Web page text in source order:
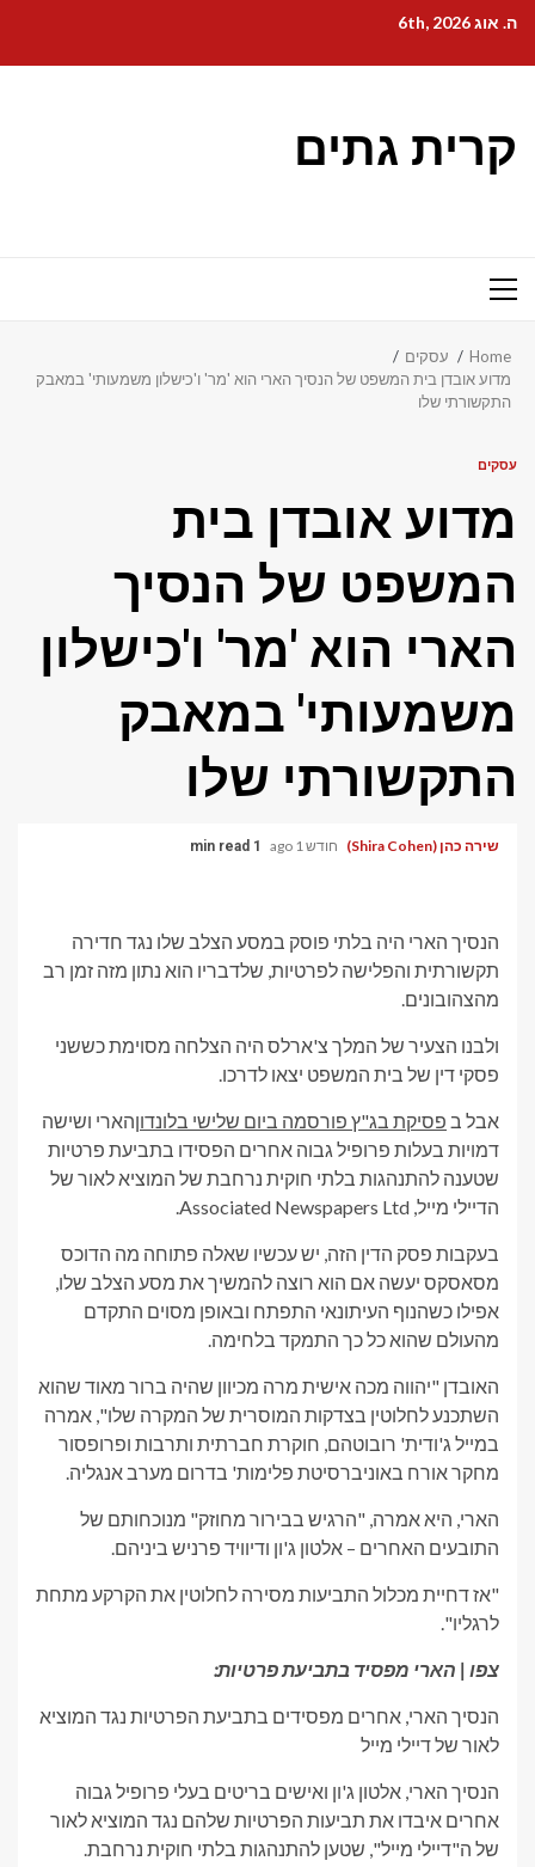
content
ה. אוג 6th, 2026
קרית גתים
Primary
Home
עסקים
מדוע אובדן בית המשפט של הנסיך הארי הוא 'מר' ו'כישלון משמעותי' במאבק
התקשורתי שלו
עסקים
מדוע אובדן בית
המשפט של הנסיך
הארי הוא 'מר' ו'כישלון
משמעותי' במאבק
התקשורתי שלו
שירה כהן (Shira Cohen) חודש 1 ago 1 min read
הנסיך הארי היה בלתי פוסק במסע הצלב שלו נגד חדירה
תקשורתית והפלישה לפרטיות, שלדבריו הוא נתון מזה זמן רב
מהצהובונים.
ולבנו הצעיר של המלך צ'ארלס היה הצלחה מסוימת כששני
פסקי דין של בית המשפט יצאו לדרכו.
אבל ב פסיקת בג"ץ פורסמה ביום שלישי בלונדוןהארי ושישה
דמויות בעלות פרופיל גבוה אחרים הפסידו בתביעת פרטיות
שטענה להתנהגות בלתי חוקית נרחבת של המוציא לאור של
הדיילי מייל,
בעקבות פסק הדין הזה, יש עכשיו שאלה פתוחה מה הדוכס
מסאסקס יעשה אם הוא רוצה להמשיך את מסע הצלב שלו,
אפילו כשהנוף העיתונאי התפתח ובאופן מסוים התקדם
מהעולם שהוא כל כך התמקד בלחימה.
האובדן "יהווה מכה אישית מרה מכיוון שהיה ברור מאוד שהוא
השתכנע לחלוטין בצדקות המוסרית של המקרה שלו", אמרה
במייל ג'ודית' רובוטהם, חוקרת חברתית ותרבות ופרופסור
מחקר אורח באוניברסיטת פלימות' בדרום מערב אנגליה.
הארי, היא אמרה, "הרגיש בבירור מחוזק" מנוכחותם של
התובעים האחרים – אלטון ג'ון ודיוויד פרניש ביניהם.
"אז דחיית מכלול התביעות מסירה לחלוטין את הקרקע מתחת
לרגליו".
צפו | הארי מפסיד בתביעת פרטיות:
הנסיך הארי, אחרים מפסידים בתביעת הפרטיות נגד המוציא
לאור של דיילי מייל
הנסיך הארי, אלטון ג'ון ואישים בריטים בעלי פרופיל גבוה
אחרים איבדו את תביעות הפרטיות שלהם נגד המוציא לאור
של ה"דיילי מייל", שטען להתנהגות בלתי חוקית נרחבת.